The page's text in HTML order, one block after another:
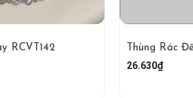
RCVT142
26.630₫